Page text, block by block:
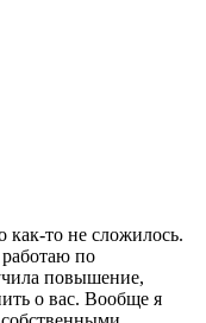
как-то не сложилось.
по
повышение,
о вас. Вообще я